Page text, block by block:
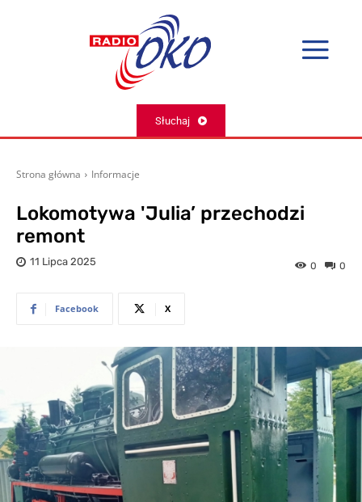
Słuchaj
Strona główna Informacje
Lokomotywa 'Julia’ przechodzi
remont
11 Lipca 2025 0
0
Facebook X